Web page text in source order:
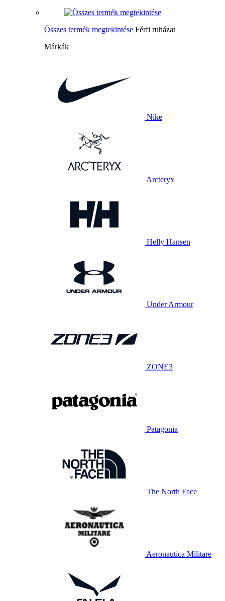
Összes termék megtekintése Férfi ruházat
Márkák
Nike
Arcteryx
Helly Hansen
Under Armour
ZONE3
Patagonia
The North Face
Aeronautica Militare